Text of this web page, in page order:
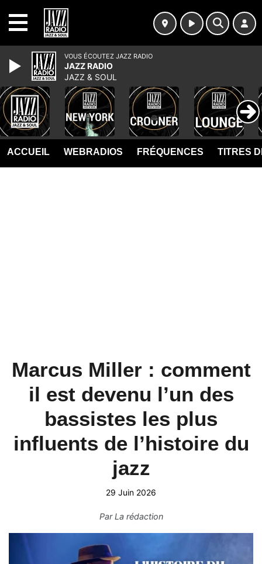
ACCUEIL WEBRADIOS FRÉQUENCES TITRES
Marcus Miller : comment
il est devenu l’un des
bassistes les plus
influents de l’histoire du
jazz
29 Juin 2026
ParLa rédaction
VOUS ÉCOUTEZ JAZZ RADIO
JAZZ RADIO
JAZZ & SOUL